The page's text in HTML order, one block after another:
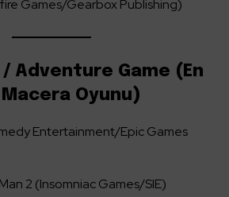
Games/Gearbox Publishing)
Adventure Game (En
Oyunu)
Entertainment/Epic Games
2 (Insomniac Games/SIE)